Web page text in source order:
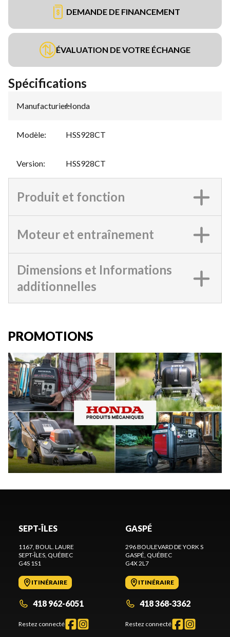
DEMANDE DE FINANCEMENT
ÉVALUATION DE VOTRE ÉCHANGE
Spécifications
Manufacturier:
Honda
Modèle: HSS928CT
Version: HSS928CT
Produit et fonction
Moteur et entraînement
Dimensions et Informations
additionnelles
PROMOTIONS
SEPT-ÎLES
1167, BOUL. LAURE
SEPT-ÎLES, QUÉBEC
G4S 1S1
ITINÉRAIRE
418 962-6051
Restez connecté
GASPÉ
296 BOULEVARD DE YORK S
GASPÉ, QUÉBEC
G4X 2L7
ITINÉRAIRE
418 368-3362
Restez connecté